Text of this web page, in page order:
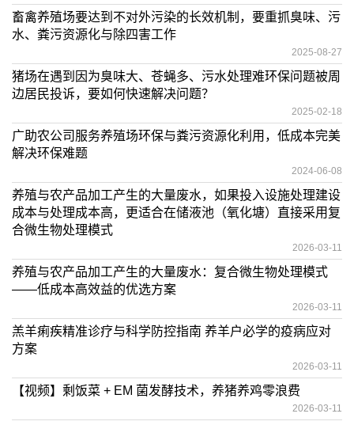
畜禽养殖场要达到不对外污染的长效机制，要重抓臭味、污
水、粪污资源化与除四害工作
2025-08-27
猪场在遇到因为臭味大、苍蝇多、污水处理难环保问题被周
边居民投诉，要如何快速解决问题？
2025-02-18
广助农公司服务养殖场环保与粪污资源化利用，低成本完美
解决环保难题
2024-06-08
养殖与农产品加工产生的大量废水，如果投入设施处理建设
成本与处理成本高，更适合在储液池（氧化塘）直接采用复
合微生物处理模式
2026-03-11
养殖与农产品加工产生的大量废水：复合微生物处理模式
——低成本高效益的优选方案
2026-03-11
羔羊痢疾精准诊疗与科学防控指南 养羊户必学的疫病应对
方案
2026-03-11
【视频】剩饭菜 + EM 菌发酵技术，养猪养鸡零浪费
2026-03-11